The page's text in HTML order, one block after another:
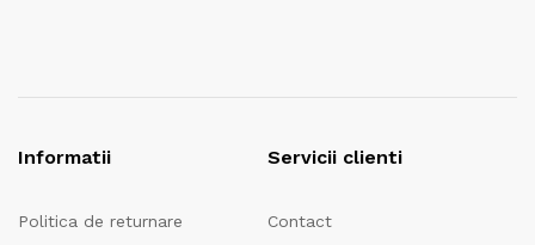
Informatii
Politica de returnare
Servicii clienti
Contact